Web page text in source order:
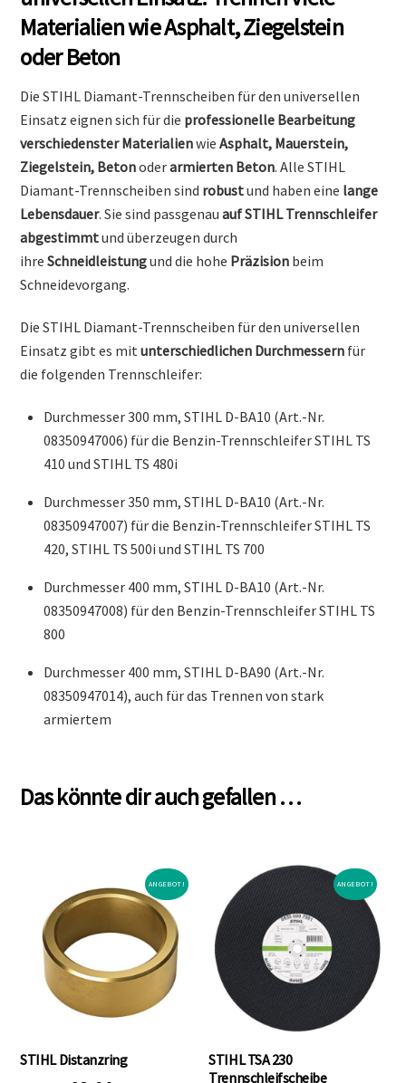
Materialien wie Asphalt, Ziegelstein
oder Beton
Die STIHL Diamant-Trennscheiben für den universellen
Einsatz eignen sich für die professionelle Bearbeitung
verschiedenster MaterialienwieAsphalt, Mauerstein,
Ziegelstein, Betonoderarmierten Beton. Alle STIHL
Diamant-Trennscheiben sind robustund haben eine lange
Lebensdauer. Sie sind passgenauauf STIHL Trennschleifer
abgestimmtund überzeugen durch
ihreSchneidleistungund die hohe Präzision beim
Schneidevorgang.
Die STIHL Diamant-Trennscheiben für den universellen
Einsatz gibt es mitunterschiedlichen Durchmessern für
die folgenden Trennschleifer:
Durchmesser 300 mm, STIHL D-BA10 (Art.-Nr.
08350947006) für die Benzin-Trennschleifer STIHL TS
410 und STIHL TS 480i
Durchmesser 350 mm, STIHL D-BA10 (Art.-Nr.
08350947007) für die Benzin-Trennschleifer STIHL TS
420, STIHL TS 500i und STIHL TS 700
Durchmesser 400 mm, STIHL D-BA10 (Art.-Nr.
08350947008) für den Benzin-Trennschleifer STIHL TS
800
Durchmesser 400 mm, STIHL D-BA90 (Art.-Nr.
08350947014), auch für das Trennen von stark
armiertem
Das könnte dir auch gefallen …
ANGEBOT!
STIHL Distanzring
ANGEBOT!
STIHL TSA 230
Trennschleifscheibe